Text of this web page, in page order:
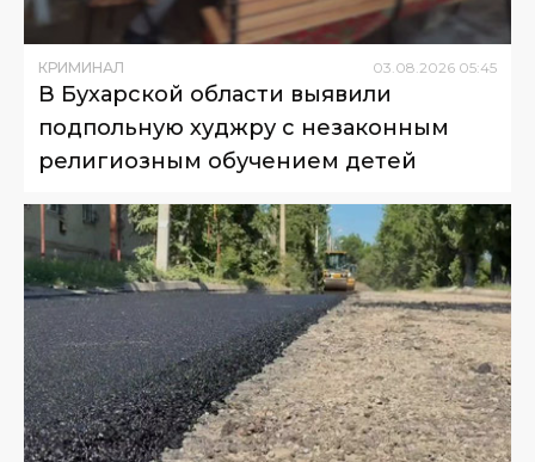
КРИМИНАЛ 03 08 2026 05:45
В Бухарской области выявили
подпольную худжру с незаконным
религиозным обучением детей